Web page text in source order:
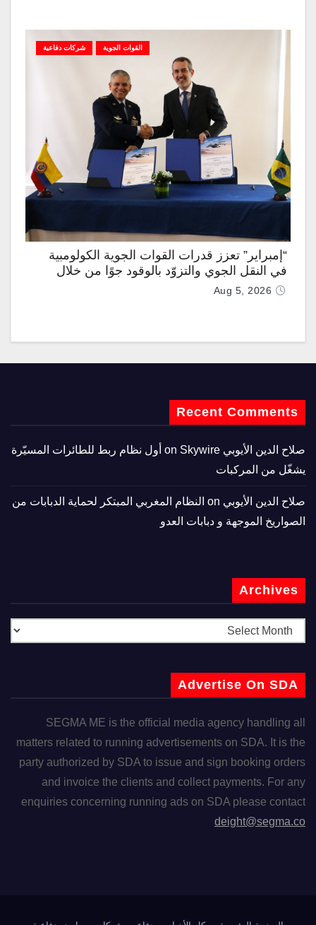
القوات الجوية شركات دفاعية
“إمبراير” تعزز قدرات القوات الجوية الكولومبية
في النقل الجوي والتزوّد بالوقود جوًا من خلال
تزويدها بطائرتي “كيه سي-390 ميلينيوم”
Aug 5, 2026
Recent Comments
صلاح الدين الأيوبي
Skywire أول نظام ربط للطائرات المسيّرة
يشغّل من المركبات
صلاح الدين الأيوبي
النظام المغربي المبتكر لحماية الدبابات من
الصواريخ الموجهة و دبابات العدو
Archives
Advertise On SDA
SEGMA ME is the official media agency handling all
matters related to running advertisements on SDA. It is the
party authorized by SDA to issue and sign booking orders
and invoice the clients and collect payments. For any
enquiries concerning running ads on SDA please contact
deight@segma.co